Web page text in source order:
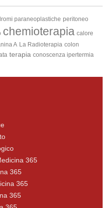
paraneoplastiche peritoneo
chemioterapia calore
A La Radioterapia colon
terapia conoscenza ipertermia
365
365
365
365